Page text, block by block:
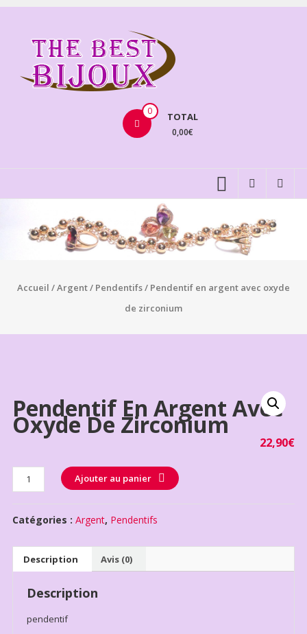
Aller
contenu
0 TOTAL
0,00€
Accueil /Argent/ Pendentifs/ Pendentif en argent avec oxyde
de zirconium
Pendentif En Argent Avec
Oxyde De Zirconium
22,90€
Quantité Ajouter au panier
Catégories : Argent, Pendentifs
Description Avis (0)
Description
pendentif